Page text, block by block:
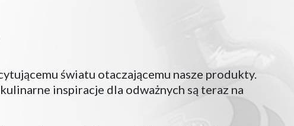
światu otaczającemu nasze produkty.
inspiracje dla odważnych są teraz na